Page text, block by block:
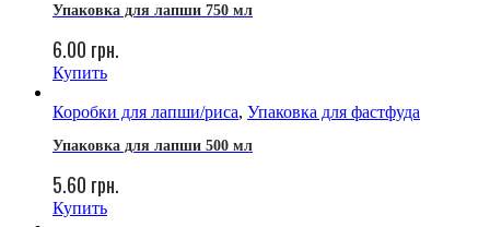
Упаковка для лапши 750 мл
6.00 грн.
Купить
Коробки для лапши/риса, Упаковка для фастфуда
Упаковка для лапши 500 мл
5.60 грн.
Купить